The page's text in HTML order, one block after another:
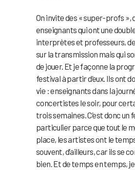
On invite des « super-profs »,
enseignants qui ont une
interprètes et professeurs,
sur la transmission mais qui
de jouer. Et je façonne la
festival à partir d’eux. Ils ont
vie : enseignants dans la
concertistes le soir, pour
trois semaines. C’est donc un
particulier parce que tout le
place, les artistes ont le
souvent, d’ailleurs, car ils se
bien. Et de temps en temps,